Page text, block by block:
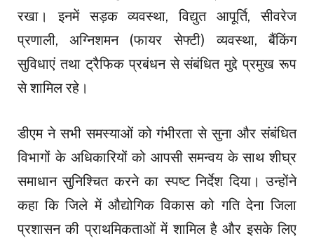
रखा। इनमें सड़क व्यवस्था, विद्युत आपूर्ति, सीवरेज
प्रणाली, अग्निशमन (फायर सेफ्टी) व्यवस्था, बैंकिंग
सुविधाएं तथा ट्रैफिक प्रबंधन से संबंधित मुद्दे प्रमुख रूप
से शामिल रहे।
डीएम ने सभी समस्याओं को गंभीरता से सुना और संबंधित
विभागों के अधिकारियों को आपसी समन्वय के साथ शीघ्र
समाधान सुनिश्चित करने का स्पष्ट निर्देश दिया। उन्होंने
कहा कि जिले में औद्योगिक विकास को गति देना जिला
प्रशासन की प्राथमिकताओं में शामिल है और इसके लिए